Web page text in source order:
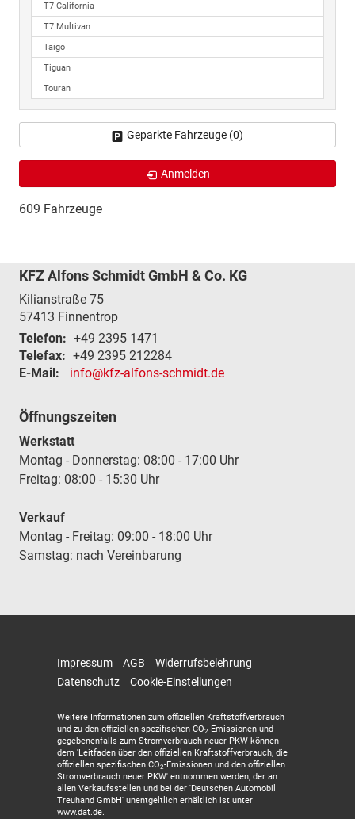
T7 California
T7 Multivan
Taigo
Tiguan
Touran
Geparkte Fahrzeuge (0)
Anmelden
609 Fahrzeuge
KFZ Alfons Schmidt GmbH & Co. KG
Kilianstraße 75
57413 Finnentrop
Telefon: +49 2395 1471
Telefax: +49 2395 212284
E-Mail:
info@kfz-alfons-schmidt.de
Öffnungszeiten
Werkstatt
Montag - Donnerstag: 08:00 - 17:00 Uhr
Freitag: 08:00 - 15:30 Uhr
Verkauf
Montag - Freitag: 09:00 - 18:00 Uhr
Samstag: nach Vereinbarung
Impressum AGB
Widerrufsbelehrung
Datenschutz
Cookie-Einstellungen
Weitere Informationen zum offiziellen Kraftstoffverbrauch
und zu den offiziellen spezifischen CO2-Emissionen und
gegebenenfalls zum Stromverbrauch neuer PKW können
dem 'Leitfaden über den offiziellen Kraftstoffverbrauch, die
offiziellen spezifischen CO2-Emissionen und den offiziellen
Stromverbrauch neuer PKW' entnommen werden, der an
allen Verkaufsstellen und bei der 'Deutschen Automobil
Treuhand GmbH' unentgeltlich erhältlich ist unter
www.dat.de.